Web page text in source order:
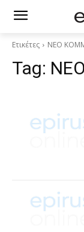
Ετικέτες ΝΕΟ
Tag: